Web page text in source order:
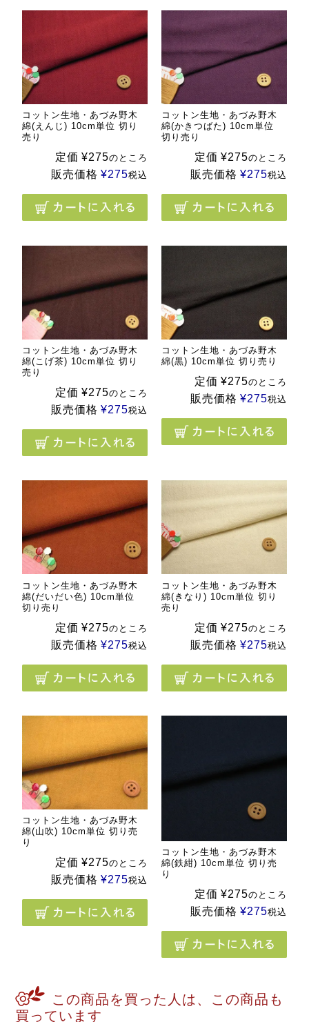
コットン生地・あづみ野木
綿(えんじ) 10cm単位 切り
売り
定価 ¥275のところ
販売価格 ¥275税込
コットン生地・あづみ野木
綿(かきつばた) 10cm単位
切り売り
定価 ¥275のところ
販売価格 ¥275税込
コットン生地・あづみ野木
綿(こげ茶) 10cm単位 切り
売り
定価 ¥275のところ
販売価格 ¥275税込
コットン生地・あづみ野木
綿(黒) 10cm単位 切り売り
定価 ¥275のところ
販売価格 ¥275税込
コットン生地・あづみ野木
綿(だいだい色) 10cm単位
切り売り
定価 ¥275のところ
販売価格 ¥275税込
コットン生地・あづみ野木
綿(きなり) 10cm単位 切り
売り
定価 ¥275のところ
販売価格 ¥275税込
コットン生地・あづみ野木
綿(山吹) 10cm単位 切り売
り
定価 ¥275のところ
販売価格 ¥275税込
コットン生地・あづみ野木
綿(鉄紺) 10cm単位 切り売
り
定価 ¥275のところ
販売価格 ¥275税込
この商品を買った人は、この商品も
買っています